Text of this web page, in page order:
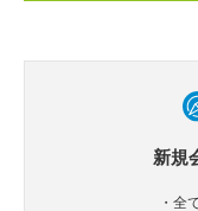
新規
・全